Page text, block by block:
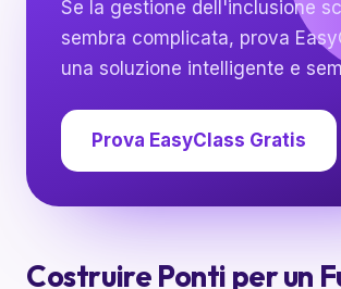
Se la gestione dell'inclusione
sembra complicata, prova
una soluzione intelligente e
Prova EasyClass Gratis
Costruire Ponti per un